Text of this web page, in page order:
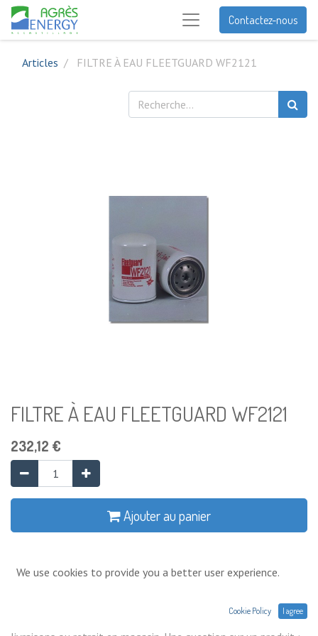
Contactez-nous
Articles FILTRE À EAU FLEETGUARD WF2121
FILTRE À EAU FLEETGUARD WF2121
232,12 €
Ajouter au panier
Prix exprimés Hors TVA. Expéditions,
We use cookies to provide you a better user experience.
Cookie Policy I agree